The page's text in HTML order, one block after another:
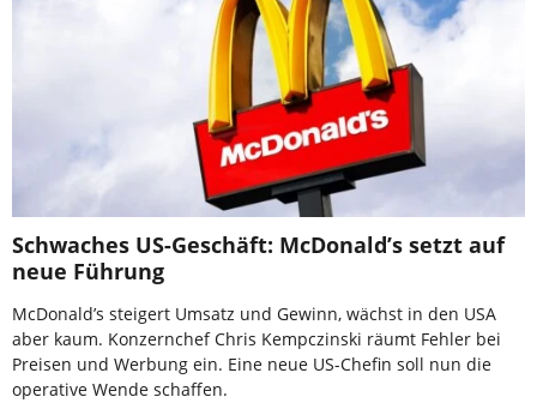
Schwaches US-Geschäft: McDonald’s setzt auf
neue Führung
McDonald’s steigert Umsatz und Gewinn, wächst in den USA
aber kaum. Konzernchef Chris Kempczinski räumt Fehler bei
Preisen und Werbung ein. Eine neue US-Chefin soll nun die
operative Wende schaffen.